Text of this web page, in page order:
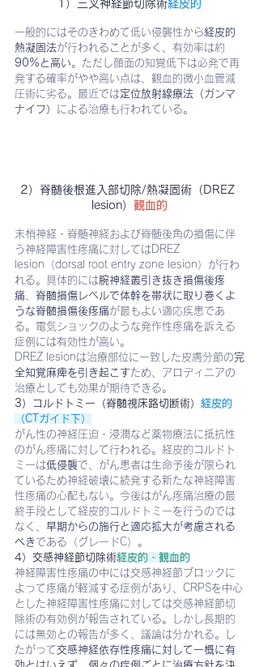
1）三叉神経節切除術経皮的
一般的にはそのきわめて低い侵襲性から経皮的
熱凝固法が行われることが多く、有効率は約
90%と高い。ただし顔面の知覚低下は必発で再
発する確率がやや高い点は、観血的微小血管減
圧術に劣る。最近では定位放射線療法（ガンマ
ナイフ） による治療も行われている。
2）脊髄後根進入部切除/熱凝固術（DREZ
lesion） 観血的
末梢神経・脊髄神経および脊髄後角の損傷に伴
う神経障害性疼痛に対してはDREZ
lesion（dorsal root entry zone lesion）が行わ
れる。具体的には 腕神経叢引き抜き損傷後疼
痛
脊髄損傷レベルで体幹を帯状に取り巻くよ
うな脊髄損傷後疼痛が最もよい適応疾患であ
る。電気ショックのような発作性疼痛を訴える
症例には有効性が高い。
DREZ lesionは治療部位に一致した皮膚分節の完
全知覚麻痺を引き起こすため、アロディニアの
治療としても効果が期待できる。
3）コルドトミー（脊髄視床路切断術） 経皮的
（CTガイド下）
がん性の神経圧迫・浸潤など薬物療法に抵抗性
のがん疼痛に対して行われる。経皮的コルドト
ミーは低侵襲で、がん患者は生命予後が限られ
ているため神経破壊に続発する新たな神経障害
性疼痛の心配もない。今後はがん疼痛治療の最
終手段として経皮的コルドトミーを行うのでは
なく、 早期からの施行と適応拡大が考慮される
べきである（グレードC）。
4）交感神経節切除術経皮的・観血的
神経障害性疼痛の中には交感神経節ブロックに
よって疼痛が軽減する症例があり、CRPSを中心
とした神経障害性疼痛に対しては交感神経節切
除術の有効例が報告されている。しかし長期的
には無効との報告が多く、議論は分かれる。し
たがって 交感神経依存性疼痛に対して一概に有